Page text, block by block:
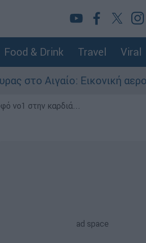
Food & Drink Travel Viral
Εικονική αερομαχία
νο1 στην καρδιά...